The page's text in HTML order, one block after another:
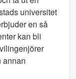
universitet
en så
kan bli
annan